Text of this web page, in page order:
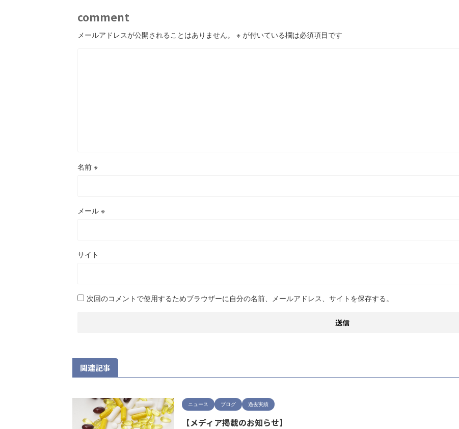
comment
メールアドレスが公開されることはありません。 ※ が付いている欄は必須項目です
名前 ※
メール ※
サイト
次回のコメントで使用するためブラウザーに自分の名前、メールアドレス、サイトを保存する。
関連記事
ニュース ブログ 過去実績
【メディア掲載のお知らせ】